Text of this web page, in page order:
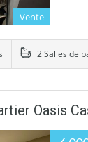
Vente
2 Salles de
Oasis